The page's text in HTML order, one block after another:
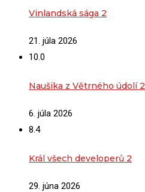
Vinlandská sága 2
21. júla 2026
10.0
Naušika z Větrného údolí 2
6. júla 2026
8.4
Král všech developerů 2
29. júna 2026